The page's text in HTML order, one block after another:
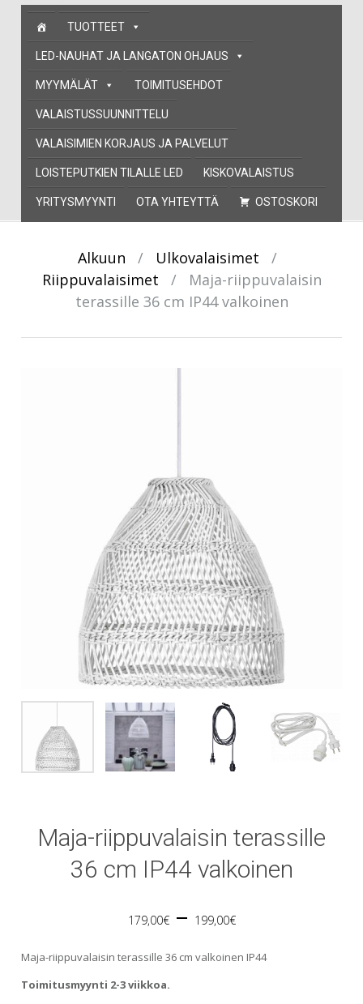
Skip
content
TUOTTEET
LED-NAUHAT JA LANGATON OHJAUS
MYYMÄLÄT TOIMITUSEHDOT
VALAISTUSSUUNNITTELU
VALAISIMIEN KORJAUS JA PALVELUT
LOISTEPUTKIEN TILALLE LED KISKOVALAISTUS
YRITYSMYYNTI OTA YHTEYTTÄ OSTOSKORI
Alkuun / Ulkovalaisimet
/
Riippuvalaisimet
/
Maja-riippuvalaisin
terassille 36 cm IP44 valkoinen
Maja-riippuvalaisin terassille
36 cm IP44 valkoinen
179,00€ – 199,00€Price
range:
Maja-riippuvalaisin terassille 36 cm valkoinen IP44
Toimitusmyynti 2-3 viikkoa.